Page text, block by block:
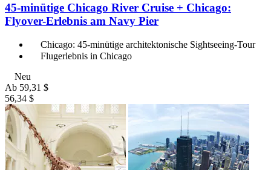
45-minütige Chicago River Cruise + Chicago:
Flyover-Erlebnis am Navy Pier
Chicago: 45-minütige architektonische Sightseeing-Tour
Flugerlebnis in Chicago
Neu
Ab 59,31 $
56,34 $